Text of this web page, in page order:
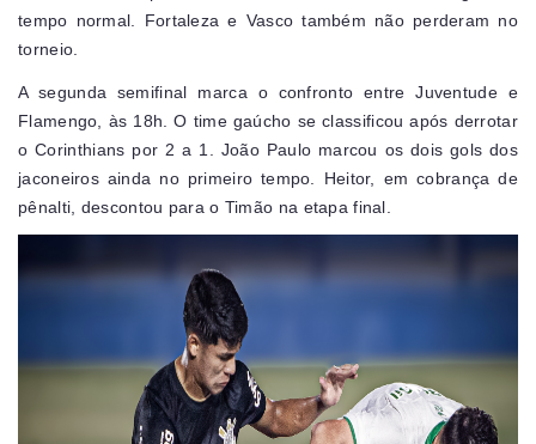
tempo normal. Fortaleza e Vasco também não perderam no
torneio.
A segunda semifinal marca o confronto entre Juventude e
Flamengo, às 18h. O time gaúcho se classificou após derrotar
o Corinthians por 2 a 1. João Paulo marcou os dois gols dos
jaconeiros ainda no primeiro tempo. Heitor, em cobrança de
pênalti, descontou para o Timão na etapa final.